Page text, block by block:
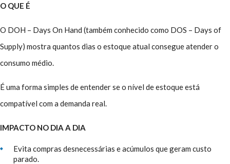
O QUE É
O DOH – Days On Hand (também conhecido como DOS – Days of
Supply) mostra quantos dias o estoque atual consegue atender o
consumo médio.
É uma forma simples de entender se o nível de estoque está
compatível com a demanda real.
IMPACTO NO DIA A DIA
Evita compras desnecessárias e acúmulos que geram custo
parado.